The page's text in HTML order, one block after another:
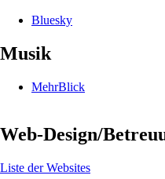
Bluesky
Musik
MehrBlick
Web-Design/
Liste der Websites